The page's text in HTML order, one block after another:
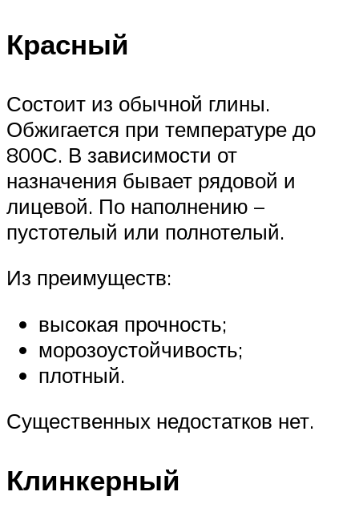
Красный
Состоит из обычной глины.
Обжигается при температуре до
800С. В зависимости от
назначения бывает рядовой и
лицевой. По наполнению –
пустотелый или полнотелый.
Из преимуществ:
высокая прочность;
морозоустойчивость;
плотный.
Существенных недостатков нет.
Клинкерный